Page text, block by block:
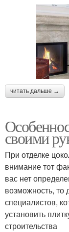
читать дальше →
своими
При отделке
внимание тот
вас нет
возможность, то
специалистов,
установить
строительства